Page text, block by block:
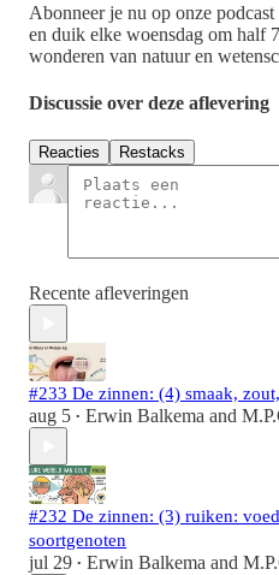
Abonneer je nu op onze
en duik elke woensdag om half
wonderen van natuur en
Discussie over deze aflevering
Reacties Restacks
Recente afleveringen
#233 De zinnen: (4) smaak,
aug 5 • Erwin Balkema and
#232 De zinnen: (3) ruiken:
soortgenoten
jul 29 • Erwin Balkema and